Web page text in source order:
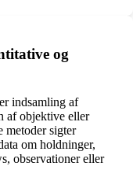
og
indsamling af
af ​​objektive eller
metoder sigter
om holdninger,
observationer eller